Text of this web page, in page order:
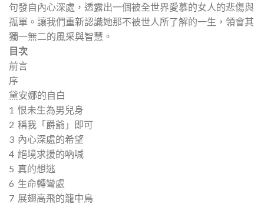
句發自內心深處，透露出一個被全世界愛慕的女人的悲傷與
孤單。讓我們重新認識她那不被世人所了解的一生，領會其
獨一無二的風采與智慧。
目次
前言
序
黛安娜的自白
1 恨未生為男兒身
2 稱我「爵爺」即可
3 內心深處的希望
4 絕境求援的吶喊
5 真的想逃
6 生命轉彎處
7 展翅高飛的籠中鳥